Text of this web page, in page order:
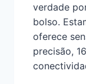
verdade
bolso.
oferece
precisão,